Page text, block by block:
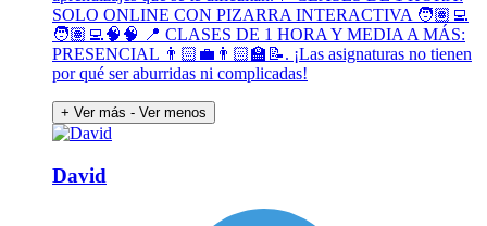
SOLO ONLINE CON PIZARRA INTERACTIVA 🧑🏽‍💻
🧑🏽‍💻🧠🧠 📍 CLASES DE 1 HORA Y MEDIA A MÁS:
PRESENCIAL 👨🏻‍💼👨🏻‍🏫📝. ¡Las asignaturas no tienen
por qué ser aburridas ni complicadas!
+ Ver más - Ver menos
David